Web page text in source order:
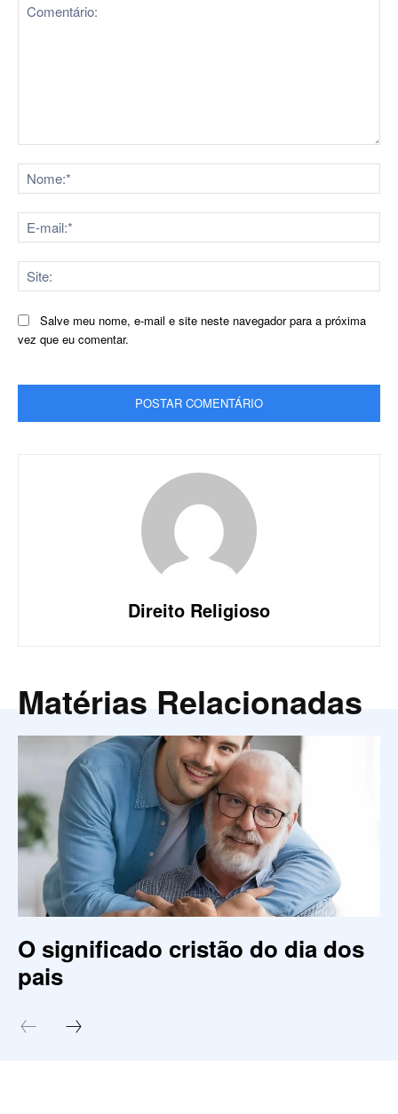
Salve meu nome, e-mail e site neste navegador para a próxima
vez que eu comentar.
Direito Religioso
Matérias Relacionadas
O significado cristão do dia dos
pais